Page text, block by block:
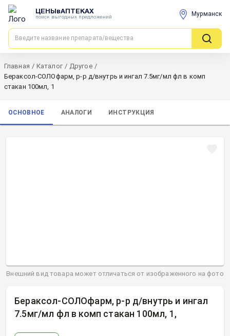
ЦЕНЫвАПТЕКАХ
поиск выгодных предложений Мурманск
Главная / Каталог / Другое /
Бераксол-СОЛОфарм, р-р д/внутрь и ингал 7.5мг/мл фл в комп
стакан 100мл, 1
ОСНОВНОЕ АНАЛОГИ ИНСТРУКЦИЯ
Бераксол-СОЛОфарм, р-р д/внутрь и ингал
7.5мг/мл фл в комп стакан 100мл, 1 ,
Внешний вид товара может отличаться от изображенного на фото